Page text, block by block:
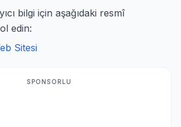
bilgi için aşağıdaki resmî
edin:
Sitesi
SPONSORLU